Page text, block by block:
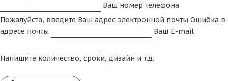
Ваш номер телефона
Пожалуйста, введите Ваш адрес электронной почты Ошибка в
адресе почты
Ваш E-mail
Напишите количество, сроки, дизайн и т.д.